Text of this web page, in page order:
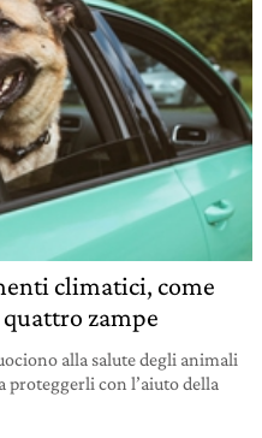
climatici, come
zampe
alla salute degli animali
proteggerli con l’aiuto della